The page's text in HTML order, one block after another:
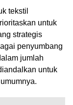
tekstil
untuk
strategis
penyumbang
jumlah
untuk